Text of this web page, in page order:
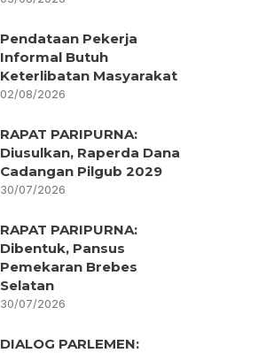
Pendataan Pekerja
Informal Butuh
Keterlibatan Masyarakat
02/08/2026
RAPAT PARIPURNA:
Diusulkan, Raperda Dana
Cadangan Pilgub 2029
30/07/2026
RAPAT PARIPURNA:
Dibentuk, Pansus
Pemekaran Brebes
Selatan
30/07/2026
DIALOG PARLEMEN: